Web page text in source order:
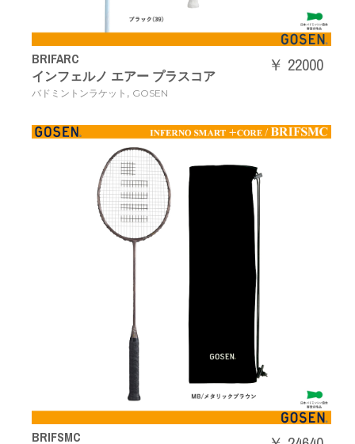
BRIFARC
インフェルノ エアー プラスコア
バドミントンラケット , GOSEN
￥ 22000
BRIFSMC